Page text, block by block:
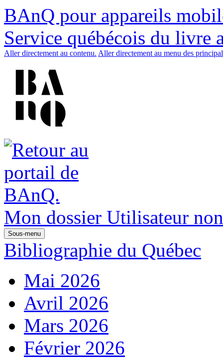
BAnQ pour appareils
Service québécois du livre
Aller directement au contenu. Aller directement au menu des
Mon dossier Utilisateur
Sous-menu
Bibliographie du Québec
Mai 2026
Avril 2026
Mars 2026
Février 2026